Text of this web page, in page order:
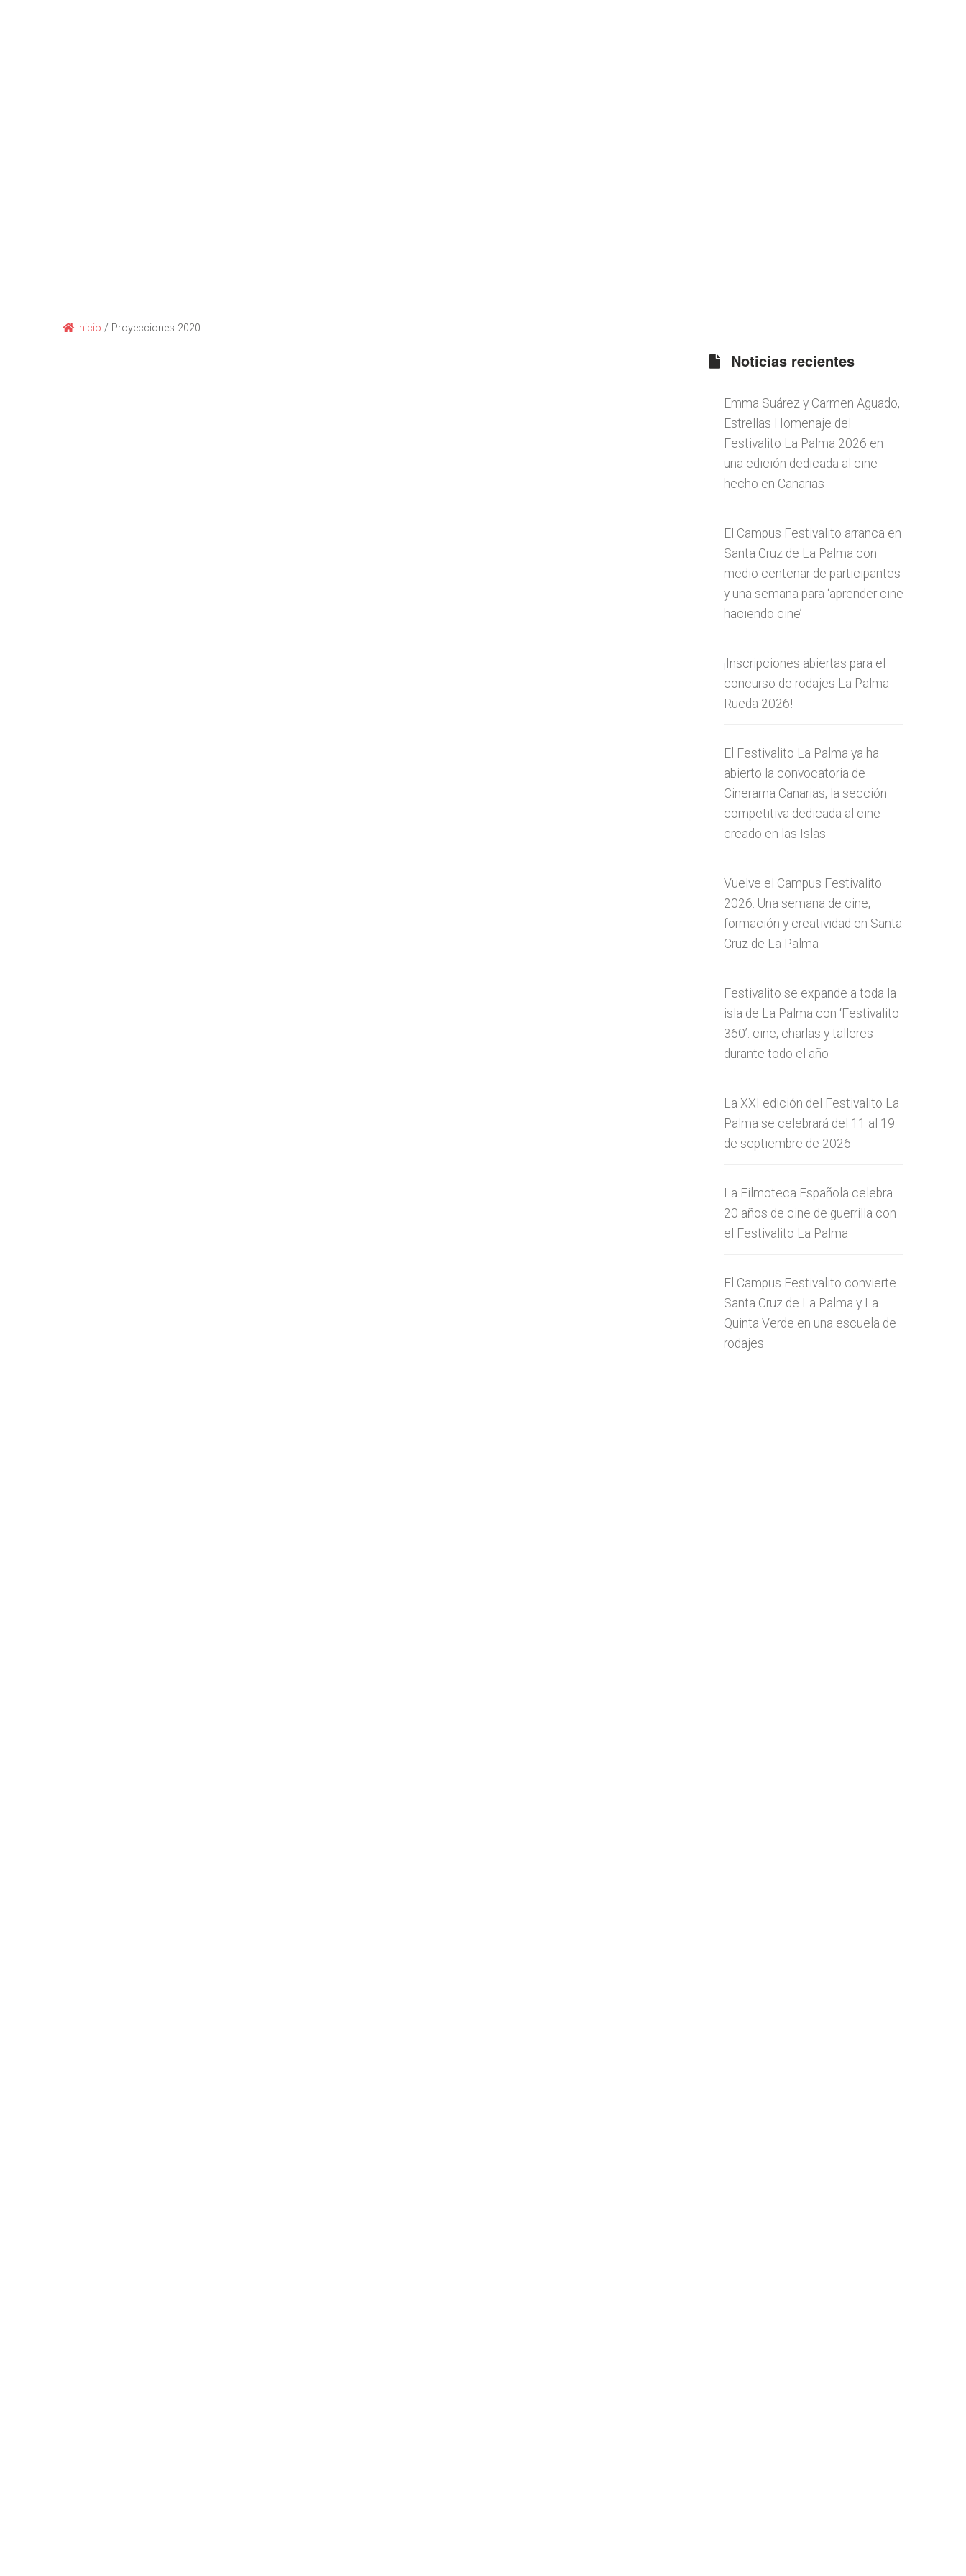
Inicio / Proyecciones 2020
Noticias recientes
Emma Suárez y Carmen Aguado,
Estrellas Homenaje del
Festivalito La Palma 2026 en
una edición dedicada al cine
hecho en Canarias
El Campus Festivalito arranca en
Santa Cruz de La Palma con
medio centenar de participantes
y una semana para ‘aprender cine
haciendo cine’
¡Inscripciones abiertas para el
concurso de rodajes La Palma
Rueda 2026!
El Festivalito La Palma ya ha
abierto la convocatoria de
Cinerama Canarias, la sección
competitiva dedicada al cine
creado en las Islas
Vuelve el Campus Festivalito
2026. Una semana de cine,
formación y creatividad en Santa
Cruz de La Palma
Festivalito se expande a toda la
isla de La Palma con ‘Festivalito
360’: cine, charlas y talleres
durante todo el año
La XXI edición del Festivalito La
Palma se celebrará del 11 al 19
de septiembre de 2026
La Filmoteca Española celebra
20 años de cine de guerrilla con
el Festivalito La Palma
El Campus Festivalito convierte
Santa Cruz de La Palma y La
Quinta Verde en una escuela de
rodajes